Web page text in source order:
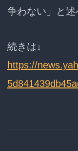
争わない」と述
続きは↓
https://